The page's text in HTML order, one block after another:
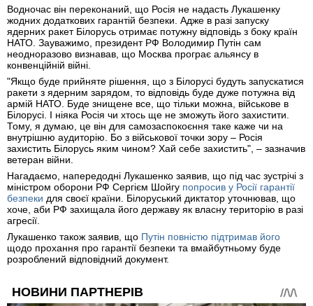
Водночас він переконаний, що Росія не надасть Лукашенку
жодних додаткових гарантій безпеки. Адже в разі запуску
ядерних ракет Білорусь отримає потужну відповідь з боку країн
НАТО. Зауважимо, президент РФ Володимир Путін сам
неодноразово визнавав, що Москва програє альянсу в
конвенційній війні.
"Якщо буде прийняте рішення, що з Білорусі будуть запускатися
ракети з ядерним зарядом, то відповідь буде дуже потужна від
армій НАТО. Буде знищене все, що тільки можна, військове в
Білорусі. І ніяка Росія чи хтось ще не зможуть його захистити.
Тому, я думаю, це він для самозаспокоєння таке каже чи на
внутрішню аудиторію. Бо з військової точки зору – Росія
захистить Білорусь яким чином? Хай себе захистить", – зазначив
ветеран війни.
Нагадаємо, напередодні Лукашенко заявив, що під час зустрічі з
міністром оборони РФ Сергієм Шойгу попросив у Росії гарантії
безпеки для своєї країни. Білоруський диктатор уточнював, що
хоче, аби РФ захищала його державу як власну територію в разі
агресії.
Лукашенко також заявив, що Путін повністю підтримав його
щодо прохання про гарантії безпеки та вмайбутньому буде
розроблений відповідний документ.